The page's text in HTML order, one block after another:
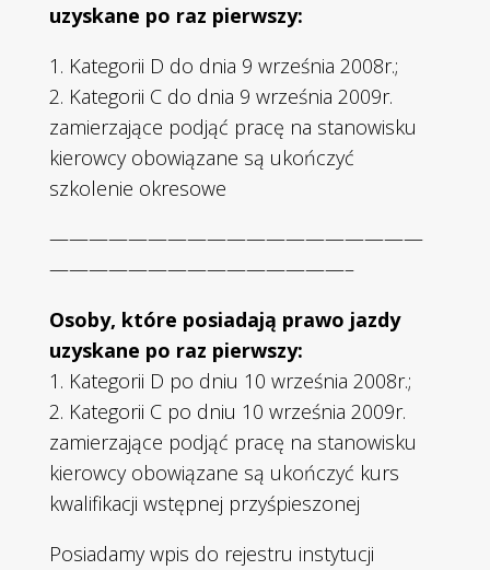
uzyskane po raz pierwszy:
1. Kategorii D do dnia 9 września 2008r.;
2. Kategorii C do dnia 9 września 2009r.
zamierzające podjąć pracę na stanowisku
kierowcy obowiązane są ukończyć
szkolenie okresowe
———————————————————
———————————————–
Osoby, które posiadają prawo jazdy
uzyskane po raz pierwszy:
1. Kategorii D po dniu 10 września 2008r.;
2. Kategorii C po dniu 10 września 2009r.
zamierzające podjąć pracę na stanowisku
kierowcy obowiązane są ukończyć kurs
kwalifikacji wstępnej przyśpieszonej
Posiadamy wpis do rejestru instytucji